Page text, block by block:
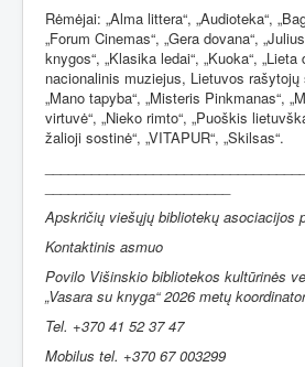
Rėmėjai: „Alma littera“, „Audioteka“,
„Forum Cinemas“, „Gera dovana“,
knygos“, „Klasika ledai“, „Kuoka“, „Lieta
nacionalinis muziejus, Lietuvos
„Mano tapyba“, „Misteris Pinkmanas“,
virtuvė“, „Nieko rimto“, „Puoškis
žalioji sostinė“, „VITAPUR“, „Skilsas“.
Apskričių viešųjų bibliotekų asociacijos
Kontaktinis asmuo
Povilo Višinskio bibliotekos kultūrinės
„Vasara su knyga“ 2026 metų
Tel. +370 41 52 37 47
Mobilus tel. +370 67 003299